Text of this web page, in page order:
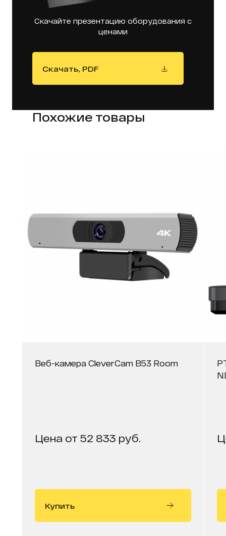
Скачайте презентацию оборудования с
ценами
Скачать, PDF
Похожие товары
Веб-камера CleverCam B53 Room
Цена от 52 833 руб.
Купить